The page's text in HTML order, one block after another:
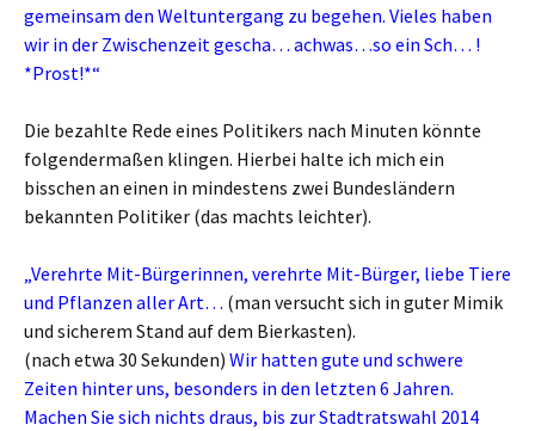
gemeinsam den Weltuntergang zu begehen. Vieles haben
wir in der Zwischenzeit gescha… achwas…so ein Sch… !
*Prost!*“
Die bezahlte Rede eines Politikers nach Minuten könnte
folgendermaßen klingen. Hierbei halte ich mich ein
bisschen an einen in mindestens zwei Bundesländern
bekannten Politiker (das machts leichter).
„Verehrte Mit-Bürgerinnen, verehrte Mit-Bürger, liebe Tiere
und Pflanzen aller Art… (man versucht sich in guter Mimik
und sicherem Stand auf dem Bierkasten).
(nach etwa 30 Sekunden) Wir hatten gute und schwere
Zeiten hinter uns, besonders in den letzten 6 Jahren.
Machen Sie sich nichts draus, bis zur Stadtratswahl 2014